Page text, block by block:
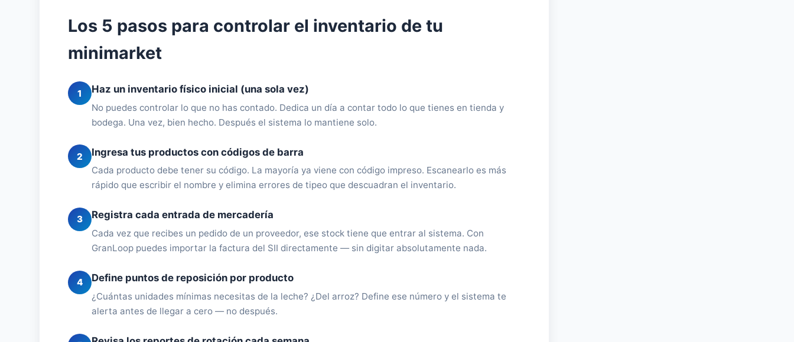
Los 5 pasos para controlar el inventario de tu
minimarket
1 Haz un inventario físico inicial (una sola vez)
No puedes controlar lo que no has contado. Dedica un día a contar todo lo que tienes en tienda y
bodega. Una vez, bien hecho. Después el sistema lo mantiene solo.
2 Ingresa tus productos con códigos de barra
Cada producto debe tener su código. La mayoría ya viene con código impreso. Escanearlo es más
rápido que escribir el nombre y elimina errores de tipeo que descuadran el inventario.
3 Registra cada entrada de mercadería
Cada vez que recibes un pedido de un proveedor, ese stock tiene que entrar al sistema. Con
GranLoop puedes importar la factura del SII directamente — sin digitar absolutamente nada.
4 Define puntos de reposición por producto
¿Cuántas unidades mínimas necesitas de la leche? ¿Del arroz? Define ese número y el sistema te
alerta antes de llegar a cero — no después.